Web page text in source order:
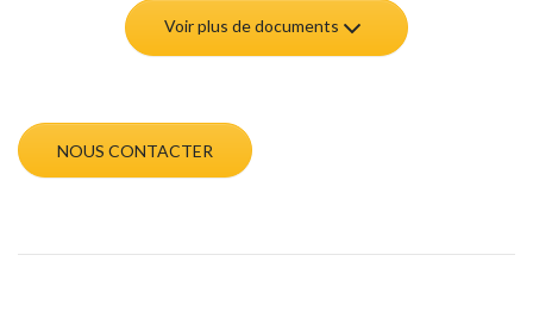
Voir plus de documents
NOUS CONTACTER